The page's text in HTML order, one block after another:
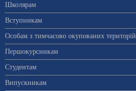
Школярам
Вступникам
Особам з тимчасово окупованих територій
Першокурсникам
Студентам
Випускникам